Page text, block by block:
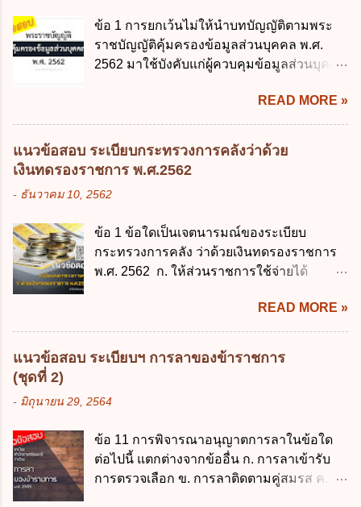
รับผิดชอบในการบริหารจัดการข้อมูลของ
หน่วยงานของรัฐ ง. กำหนดกรอบและทิศทาง
การบริหารงานภาครัฐและการจัดทำบริการ
สาธารณะในรูปแบบดิจิทัล ข้อ 4 กรรมการ
พัฒนารัฐบาลดิจิทัลโดยตำแหน่ง ม...
เว้นแต่เด็กที่สอบได้ชั้นปีที่ 9 ของการศึกษา
ภาคบังคับแล้ว 2. ผู้ปกครอง คือ 2.1 บิดา
มารดา 2.2 บิดาหรือมารดา ซึ่งเป็นผู้ใช้
กฎหมายแพ่งและพาณิชย์ 2.4 บุคคลที่เด็ก
อยู่ด้วยเป็นประจำหรือที่เด็กอยู่รับใช้การงาน
3. ผู้ปกครองดังกล่าว มีหน้าที่ ส่งเด็กเข้าเรียน
ในสถานศึกษาในวันแรกของการเปิดเรียนภาค
การเปิดเรียนภาคต้น ถ้าสถานศึกษายังมิไ...
ข้อ 1 การยกเว้นไม่ให้นำบทบัญญัติตามพระ
ราชบัญญัติคุ้มครองข้อมูลส่วนบุคคล พ.ศ.
2562 มาใช้บังคับแก่ผู้ควบคุมข้อมูลส่วนบุคคล
ข. พระราชกำหนด ค. พระราชกฤษฎีกา ง. กฎ
กระทรวง ข้อ 2 กฎหมายตามข้อ 1 กำหนด
หน่วยงานและกิจการใดที่ผู้ควบคุมข้อมูลส่วน
รัฐทุกแห่ง ข. กิจการด้านการศึกษา ค. กิจการ
ข้อ 3 โดยหลัก ทั่วไป พระราชบัญญัติคุ้มครอง
ข้อมูลส่วนบุคคล พ.ศ. 2562 ใช้บังคับตั้งแต่วัน
ใด ก. 26 พฤษภาคม 2562 ข. 27 พฤษภาคม
พฤษภาคม 2562 ข้อ 4 "บุคคลหรือนิติบุคคล
ซึ่งมีอำนาจหน้าที่ตัดสินใจเกี่ยวกับการเก็บ
รวบรวม ใช้ หรือเปิดเผยข้อมูลส่วนบุคคล" คือ
มีอำนาจแต่งตั้งพนักงานเจ้าหน้าที่ตามพระ
ราชบัญญัติคุ้มครองข้อมูลส่วนบุคคล พ.ศ.
2562 ก. นายกรัฐมนตรี ข. รัฐมนตรีว่าการ
READ MORE »
แนวข้อสอบ ระเบียบกระทรวงการคลังว่าด้วย
เงินทดรองราชการ พ.ศ.2562
- ธันวาคม 10, 2562
ข้อ 1 ข้อใดเป็นเจตนารมณ์ของระเบียบ
กระทรวงการคลัง ว่าด้วยเงินทดรองราชการ
พ.ศ. 2562 ก. ให้ส่วนราชการใช้จ่ายได้
ส่วนราชการมีเงินทดรองราชการเพื่อรองจ่าย
ตามข้อผูกพันในการกู้เงินจากต่างประเทศ ค.
รองรับการปฏิบัติงานด้านการเงินการคลังตาม
สามารถรอการเบิกเงินจากงบประมาณได้ ข้อ
ราชการ พ.ศ. 2562 ออกโดยอาศัยกฎหมาย
แม่บทใด ก. พระราชบัญญัติวิธีการงบ
ประมาณ พ.ศ. 2561 ข. พระราชบัญญัติวินัย
READ MORE »
แนวข้อสอบ ระเบียบฯ การลาของข้าราชการ
(ชุดที่ 2)
- มิถุนายน 29, 2564
ข้อ 11 การพิจารณาอนุญาตการลาในข้อใด
ต่อไปนี้ แตกต่างจากข้ออื่น ก. การลาเข้ารับ
การตรวจเลือก ข. การลาติดตามคู่สมรส ค.